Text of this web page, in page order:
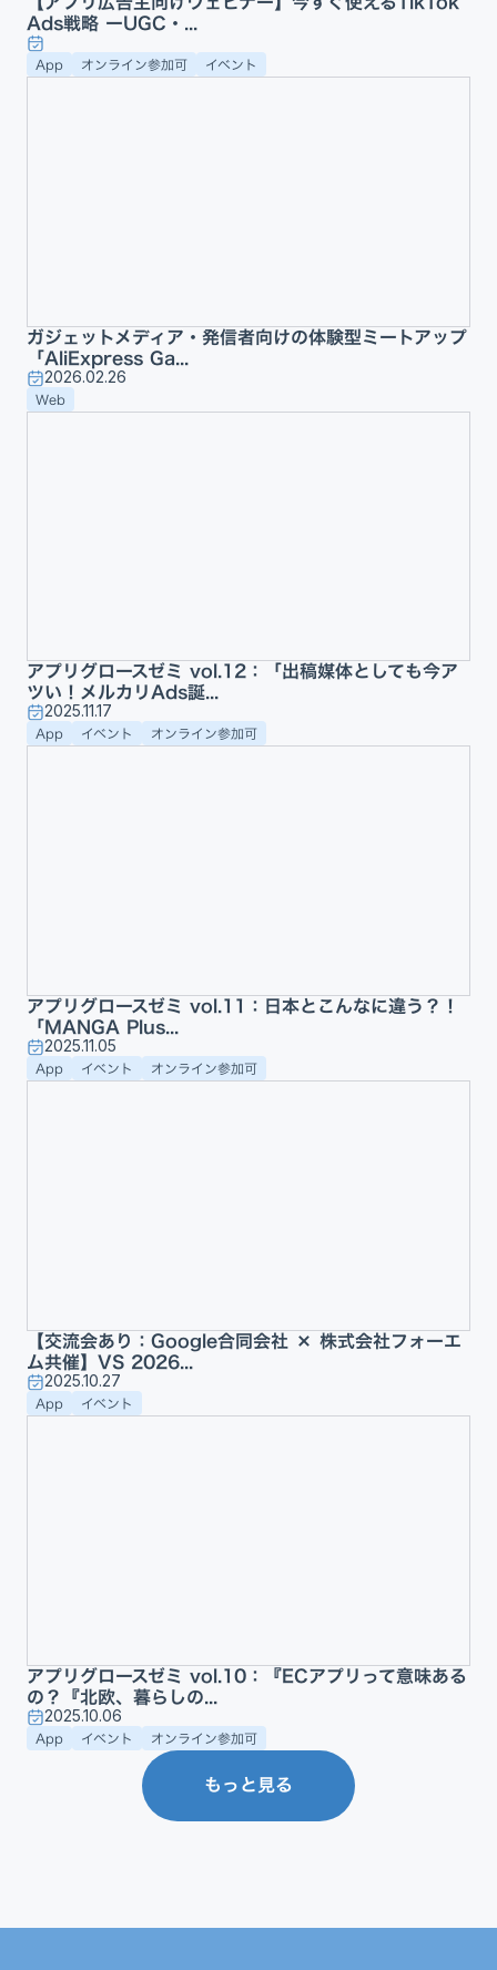
Ads戦略 ーUGC・...
App オンライン参加可 イベント
ガジェットメディア・発信者向けの体験型ミートアップ
「AliExpress Ga...
2026.02.26
Web
アプリグロースゼミ vol.12：「出稿媒体としても今ア
ツい！メルカリAds誕...
2025.11.17
App イベント オンライン参加可
アプリグロースゼミ vol.11：日本とこんなに違う？！
「MANGA Plus...
2025.11.05
App イベント オンライン参加可
【交流会あり：Google合同会社 × 株式会社フォーエ
ム共催】VS 2026...
2025.10.27
App イベント
アプリグロースゼミ vol.10：『ECアプリって意味ある
の？『北欧、暮らしの...
2025.10.06
App イベント オンライン参加可
もっと見る